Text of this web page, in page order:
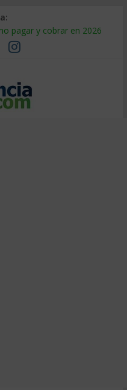
pagar y cobrar en 2026
qué sale tan caro
auditarla a tiempo
suministro: qué hacer
segmentarlo y venderle